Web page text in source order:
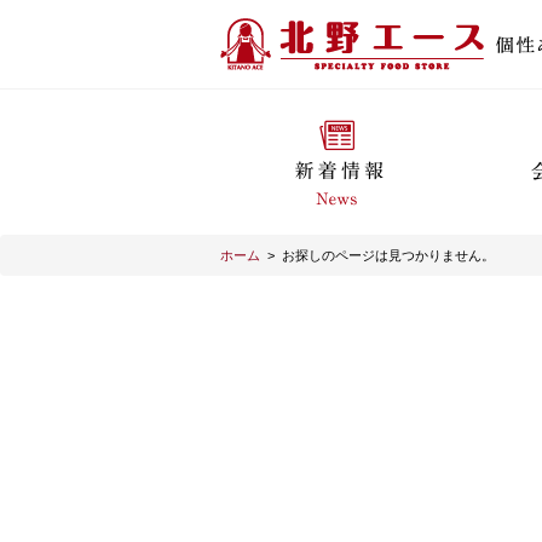
ホーム > お探しのページは見つかりません。